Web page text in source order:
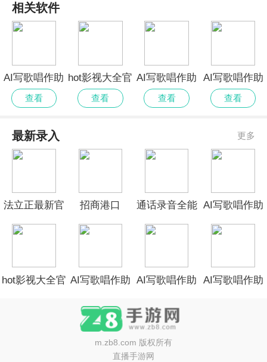
相关软件
AI写歌唱作助
手最新官方
查看
hot影视大全官
网最新版
查看
AI写歌唱作助
手最新版免费
查看
AI写歌唱作助
手最新版
查看
最新录入 更多
法立正最新官
招商港口
通话录音全能 AI写歌唱作助
hot影视大全官 AI写歌唱作助 AI写歌唱作助 AI写歌唱作助
m.zb8.com 版权所有
直播手游网